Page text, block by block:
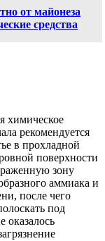
от майонеза
средства
химическое
рекомендуется
в прохладной
поверхности
зону
аммиака и
после чего
под
оказалось